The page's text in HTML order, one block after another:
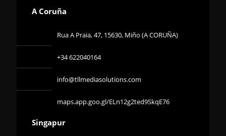
A Coruña
Rua A Praia, 47, 15630, Miño (A CORUÑA)
+34 622040164
info@tllmediasolutions.com
maps.app.goo.gl/ELn12g2ted9SkqE76
Singapur